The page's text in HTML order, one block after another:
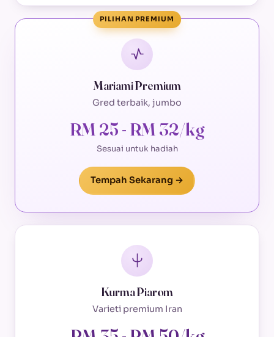
PILIHAN PREMIUM
Mariami Premium
Gred terbaik, jumbo
RM 25 - RM 32/kg
Sesuai untuk hadiah
Tempah Sekarang →
Kurma Piarom
Varieti premium Iran